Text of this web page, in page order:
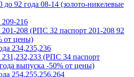
92 года 08-14 (золото-никелевые
216
208 (РПС 32 паспорт 201-208 92
от цены)
234,235,236
(РПС 34 паспорт
выпуска -50% от цены)
254,255,256,264